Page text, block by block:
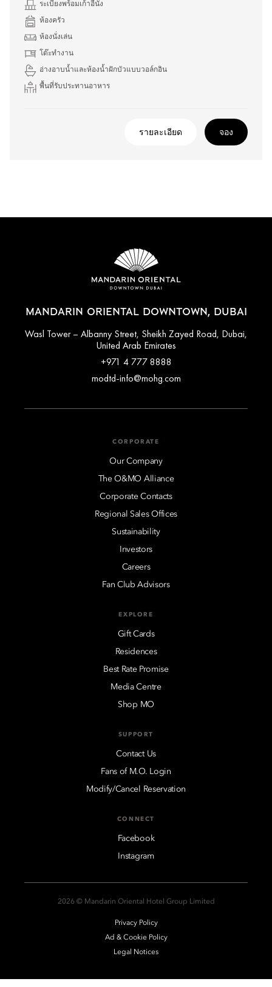
ระเบียงพร้อมเก้าอี้นั่ง
ห้องครัว
ห้องนั่งเล่น
โต๊ะทำงาน
อ่างอาบน้ำและห้องน้ำฝักบัวแบบวอล์กอิน
พื้นที่รับประทานอาหาร
รายละเอียด จอง
MANDARIN ORIENTAL DOWNTOWN, DUBAI
Wasl Tower – Albanny Street, Sheikh Zayed Road, Dubai,
United Arab Emirates
+971 4 777 8888
modtd-info@mohg.com
CORPORATE
Our Company
The O&MO Alliance
Corporate Contacts
Regional Sales Offices
Sustainability
Investors
Careers
Fan Club Advisors
EXPLORE
Gift Cards
Residences
Best Rate Promise
Media Centre
Shop MO
SUPPORT
Contact Us
Fans of M.O. Login
Modify/Cancel Reservation
CONNECT
Facebook
Instagram
2026 © Mandarin Oriental Hotel Group Limited
Privacy Policy
Ad & Cookie Policy
Legal Notices